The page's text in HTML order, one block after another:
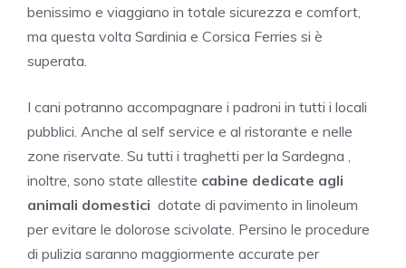
benissimo e viaggiano in totale sicurezza e comfort,
ma questa volta Sardinia e Corsica Ferries si è
superata.
I cani potranno accompagnare i padroni in tutti i locali
pubblici. Anche al self service e al ristorante e nelle
zone riservate. Su tutti i traghetti per la Sardegna ,
inoltre, sono state allestite cabine dedicate agli
animali domestici dotate di pavimento in linoleum
per evitare le dolorose scivolate. Persino le procedure
di pulizia saranno maggiormente accurate per